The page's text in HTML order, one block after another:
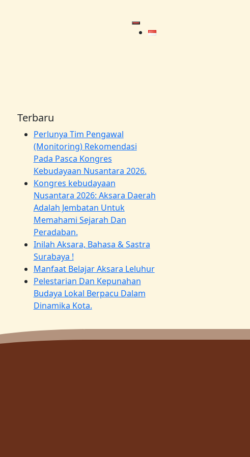
Terbaru
Perlunya Tim Pengawal
(Monitoring) Rekomendasi
Pada Pasca Kongres
Kebudayaan Nusantara 2026.
Kongres kebudayaan
Nusantara 2026: Aksara Daerah
Adalah Jembatan Untuk
Memahami Sejarah Dan
Peradaban.
Inilah Aksara, Bahasa & Sastra
Surabaya !
Manfaat Belajar Aksara Leluhur
Pelestarian Dan Kepunahan
Budaya Lokal Berpacu Dalam
Dinamika Kota.